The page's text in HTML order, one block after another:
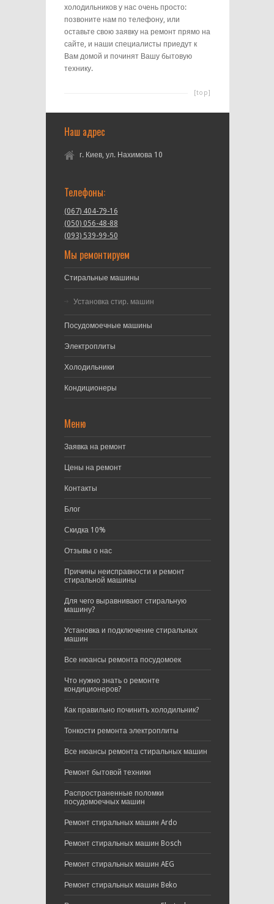
холодильников у нас очень просто:
позвоните нам по телефону, или
оставьте свою заявку на ремонт прямо на
сайте, и наши специалисты приедут к
Вам домой и починят Вашу бытовую
технику.
[top]
Наш адрес
г. Киев, ул. Нахимова 10
Телефоны:
(067) 404-79-16
(050) 056-48-88
(093) 539-99-50
Мы ремонтируем
Стиральные машины
Установка стир. машин
Посудомоечные машины
Электроплиты
Холодильники
Кондиционеры
Меню
Заявка на ремонт
Цены на ремонт
Контакты
Блог
Скидка 10%
Отзывы о нас
Причины неисправности и ремонт
стиральной машины
Для чего выравнивают стиральную
машину?
Установка и подключение стиральных
машин
Все нюансы ремонта посудомоек
Что нужно знать о ремонте
кондиционеров?
Как правильно починить холодильник?
Тонкости ремонта электроплиты
Все нюансы ремонта стиральных машин
Ремонт бытовой техники
Распространенные поломки
посудомоечных машин
Ремонт стиральных машин Ardo
Ремонт стиральных машин Bosch
Ремонт стиральных машин AEG
Ремонт стиральных машин Beko